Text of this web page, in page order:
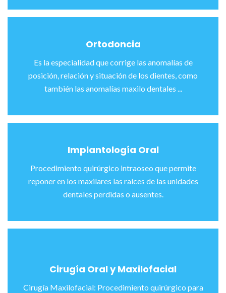
Ortodoncia
Es la especialidad que corrige las anomalías de
posición, relación y situación de los dientes, como
también las anomalías maxilo dentales ...
Implantología Oral
Procedimiento quirúrgico intraoseo que permite
reponer en los maxilares las raíces de las unidades
dentales perdidas o ausentes.
Cirugía Oral y Maxilofacial
Cirugía Maxilofacial: Procedimiento quirúrgico para